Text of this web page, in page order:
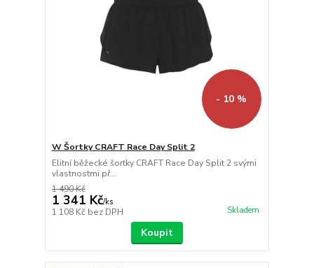
- 10 %
W Šortky CRAFT Race Day Split 2
Elitní běžecké šortky CRAFT Race Day Split 2 svými
vlastnostmi př...
1 490 Kč
1 341 Kč/ks
1 108 Kč bez DPH Skladem
Koupit